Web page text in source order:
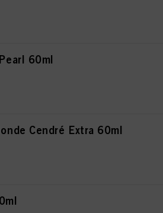
60ml
Cendré Extra 60ml